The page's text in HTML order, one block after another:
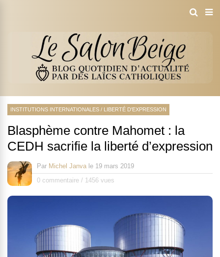
INSTITUTIONS INTERNATIONALES / LIBERTÉ D'EXPRESSION
Blasphème contre Mahomet : la
CEDH sacrifie la liberté d’expression
Par Michel Janva le 19 mars 2019
0 commentaire / 1456 vues